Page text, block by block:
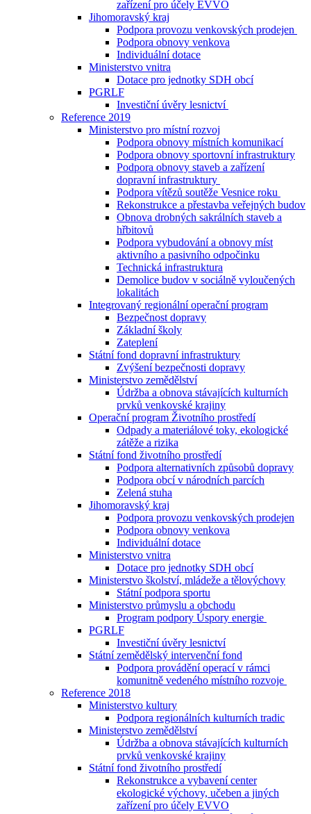
zařízení pro účely EVVO
Jihomoravský kraj
Podpora provozu venkovských prodejen
Podpora obnovy venkova
Individuální dotace
Ministerstvo vnitra
Dotace pro jednotky SDH obcí
PGRLF
Investiční úvěry lesnictví
Reference 2019
Ministerstvo pro místní rozvoj
Podpora obnovy místních komunikací
Podpora obnovy sportovní infrastruktury
Podpora obnovy staveb a zařízení
dopravní infrastruktury
Podpora vítězů soutěže Vesnice roku
Rekonstrukce a přestavba veřejných budov
Obnova drobných sakrálních staveb a
hřbitovů
Podpora vybudování a obnovy míst
aktivního a pasivního odpočinku
Technická infrastruktura
Demolice budov v sociálně vyloučených
lokalitách
Integrovaný regionální operační program
Bezpečnost dopravy
Základní školy
Zateplení
Státní fond dopravní infrastruktury
Zvýšení bezpečnosti dopravy
Ministerstvo zemědělství
Údržba a obnova stávajících kulturních
prvků venkovské krajiny
Operační program Životního prostředí
Odpady a materiálové toky, ekologické
zátěže a rizika
Státní fond životního prostředí
Podpora alternativních způsobů dopravy
Podpora obcí v národních parcích
Zelená stuha
Jihomoravský kraj
Podpora provozu venkovských prodejen
Podpora obnovy venkova
Individuální dotace
Ministerstvo vnitra
Dotace pro jednotky SDH obcí
Ministerstvo školství, mládeže a tělovýchovy
Státní podpora sportu
Ministerstvo průmyslu a obchodu
Program podpory Úspory energie
PGRLF
Investiční úvěry lesnictví
Státní zemědělský intervenční fond
Podpora provádění operací v rámci
komunitně vedeného místního rozvoje
Reference 2018
Ministerstvo kultury
Podpora regionálních kulturních tradic
Ministerstvo zemědělství
Údržba a obnova stávajících kulturních
prvků venkovské krajiny
Státní fond životního prostředí
Rekonstrukce a vybavení center
ekologické výchovy, učeben a jiných
zařízení pro účely EVVO